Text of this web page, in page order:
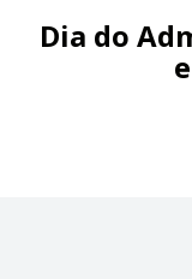
Dia do